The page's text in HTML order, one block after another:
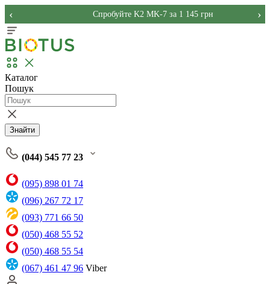
Спробуйте K2 MK-7 за 1 145 грн
‹ ›
Каталог
Пошук
Знайти
(044) 545 77 23
(095) 898 01 74
(096) 267 72 17
(093) 771 66 50
(050) 468 55 52
(050) 468 55 54
(067) 461 47 96 Viber